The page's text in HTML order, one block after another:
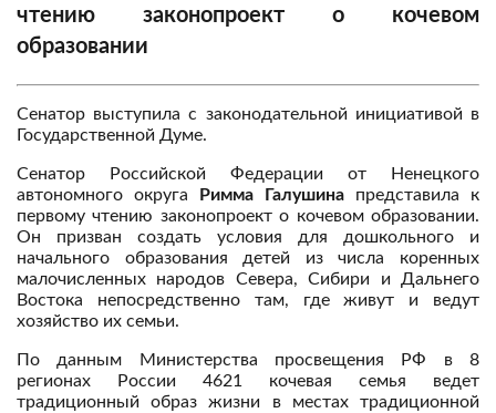
чтению законопроект о кочевом
образовании
Сенатор выступила с законодательной инициативой в
Государственной Думе.
Сенатор Российской Федерации от Ненецкого
автономного округа
Римма Галушина представила к
первому чтению законопроект о кочевом образовании.
Он призван создать условия для дошкольного и
начального образования детей из числа коренных
малочисленных народов Севера, Сибири и Дальнего
Востока непосредственно там, где живут и ведут
хозяйство их семьи.
По данным Министерства просвещения РФ в 8
регионах России 4621 кочевая семья ведет
традиционный образ жизни в местах традиционной